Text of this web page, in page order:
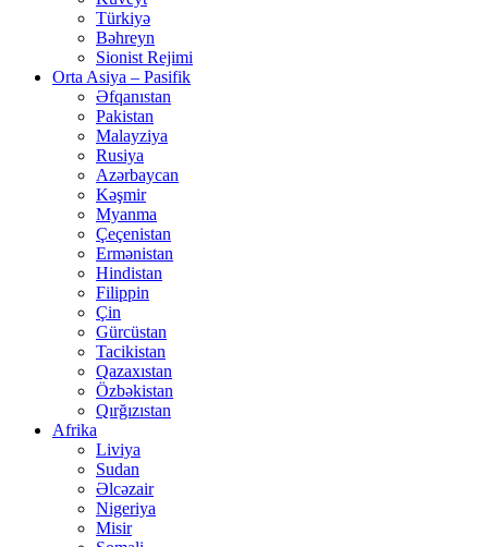
Türkiyə
Bəhreyn
Sionist Rejimi
Orta Asiya – Pasifik
Əfqanıstan
Pakistan
Malayziya
Rusiya
Azərbaycan
Kəşmir
Myanma
Çeçenistan
Ermənistan
Hindistan
Filippin
Çin
Gürcüstan
Tacikistan
Qazaxıstan
Özbəkistan
Qırğızıstan
Afrika
Liviya
Sudan
Əlcəzair
Nigeriya
Misir